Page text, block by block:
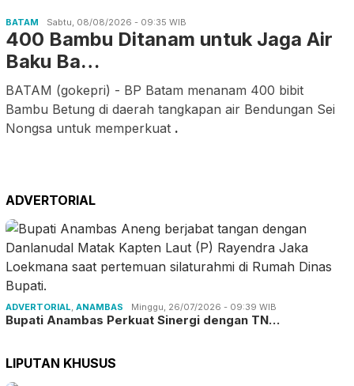
BATAM Sabtu, 08/08/2026 - 09:35 WIB
400 Bambu Ditanam untuk Jaga Air
Baku Ba…
BATAM (gokepri) - BP Batam menanam 400 bibit
Bambu Betung di daerah tangkapan air Bendungan Sei
Nongsa untuk memperkuat .
ADVERTORIAL
ADVERTORIAL, ANAMBAS Minggu, 26/07/2026 - 09:39 WIB
Bupati Anambas Perkuat Sinergi dengan TN…
LIPUTAN KHUSUS